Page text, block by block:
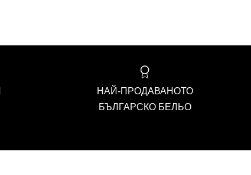
НАЙ-ПРОДАВАНОТО
БЪЛГАРСКО БЕЛЬО